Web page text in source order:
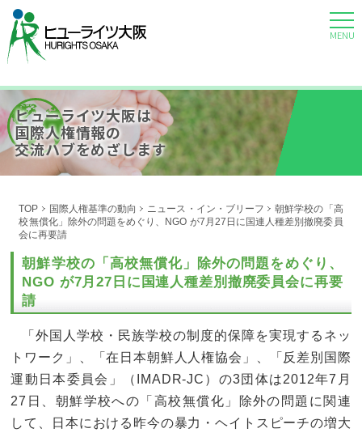
MENU
ヒューライツ大阪は
国際人権情報の
交流ハブをめざします
TOP 国際人権基準の動向 ニュース・イン・ブリーフ
朝鮮学校の「高
校無償化」除外の問題をめぐり、NGO が7月27日に国連人種差別撤廃委員
会に再要請
朝鮮学校の「高校無償化」除外の問題をめぐり、
NGO が7月27日に国連人種差別撤廃委員会に再要
請
「外国人学校・民族学校の制度的保障を実現するネッ
トワーク」、「在日本朝鮮人人権協会」、「反差別国際
運動日本委員会」（IMADR-JC）の3団体は2012年7月
27日、朝鮮学校への「高校無償化」除外の問題に関連
して、日本における昨今の暴力・ヘイトスピーチの増大